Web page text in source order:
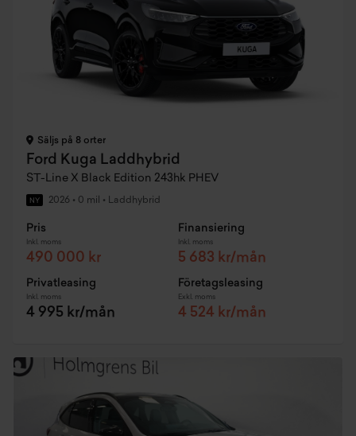
Säljs på 8 orter
Ford Kuga Laddhybrid
ST-Line X Black Edition 243hk PHEV
NY 2026 • 0 mil • Laddhybrid
Pris
Inkl. moms
490 000 kr
Finansiering
Inkl. moms
5 683 kr/mån
Privatleasing
Inkl. moms
4 995 kr/mån
Företagsleasing
Exkl. moms
4 524 kr/mån